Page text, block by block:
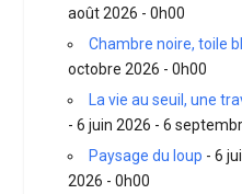
août 2026 - 0h00
Chambre noire, toile
octobre 2026 - 0h00
La vie au seuil, une
- 6 juin 2026 - 6
Paysage du loup - 6
2026 - 0h00